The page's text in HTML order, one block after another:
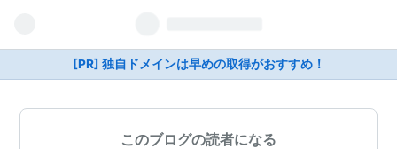
[PR] 独自ドメインは早めの取得がおすすめ！
このブログの読者になる